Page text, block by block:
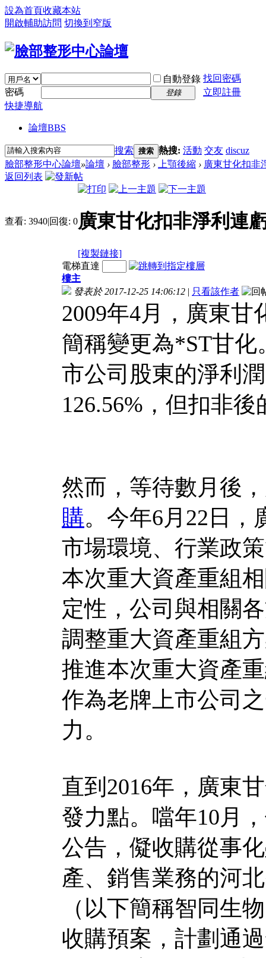
設為首頁收藏本站
開啟輔助訪問 切換到窄版
自動登錄 找回密碼
密碼
登錄
立即註冊
快捷導航
論壇BBS
搜索 搜索 熱搜: 活動 交友 discuz
臉部整形中心論壇»論壇 › 臉部整形 › 上顎後縮 › 廣東甘化扣非
返回列表
查看: 3940|回復: 0廣東甘化扣非淨利連
[複製鏈接]
電梯直達
樓主
發表於 2017-12-25 14:06:12 | 只看該作者
2009年4月，廣東
簡稱變更為*ST甘
市公司股東的淨利
126.56%，但扣非
然而，等待數月後
購。今年6月22日
市場環境、行業政
本次重大資產重組
定性，公司與相關
調整重大資產重組
推進本次重大資產
作為老牌上市公司
力。
直到2016年，廣東
發力點。噹年10月
公告，儗收購從事
產、銷售業務的河
（以下簡稱智同生
收購預案，計劃通